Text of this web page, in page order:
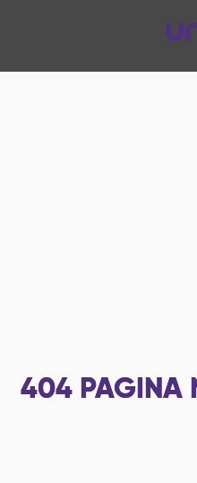
404 PAGINA